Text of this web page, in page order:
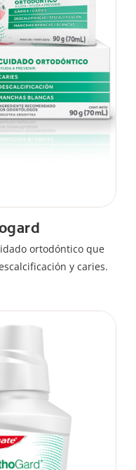
ortodóntico que
y caries.